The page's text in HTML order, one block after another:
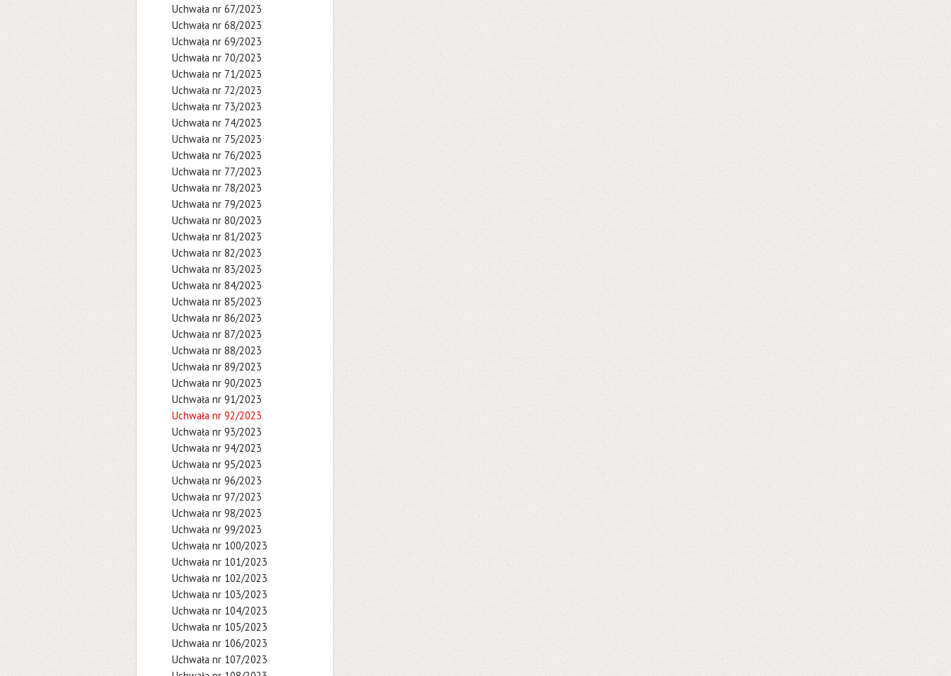
Uchwała nr 67/2023
Uchwała nr 68/2023
Uchwała nr 69/2023
Uchwała nr 70/2023
Uchwała nr 71/2023
Uchwała nr 72/2023
Uchwała nr 73/2023
Uchwała nr 74/2023
Uchwała nr 75/2023
Uchwała nr 76/2023
Uchwała nr 77/2023
Uchwała nr 78/2023
Uchwała nr 79/2023
Uchwała nr 80/2023
Uchwała nr 81/2023
Uchwała nr 82/2023
Uchwała nr 83/2023
Uchwała nr 84/2023
Uchwała nr 85/2023
Uchwała nr 86/2023
Uchwała nr 87/2023
Uchwała nr 88/2023
Uchwała nr 89/2023
Uchwała nr 90/2023
Uchwała nr 91/2023
Uchwała nr 92/2023
Uchwała nr 93/2023
Uchwała nr 94/2023
Uchwała nr 95/2023
Uchwała nr 96/2023
Uchwała nr 97/2023
Uchwała nr 98/2023
Uchwała nr 99/2023
Uchwała nr 100/2023
Uchwała nr 101/2023
Uchwała nr 102/2023
Uchwała nr 103/2023
Uchwała nr 104/2023
Uchwała nr 105/2023
Uchwała nr 106/2023
Uchwała nr 107/2023